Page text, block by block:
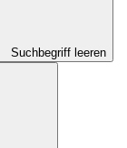
Suchbegriff leeren